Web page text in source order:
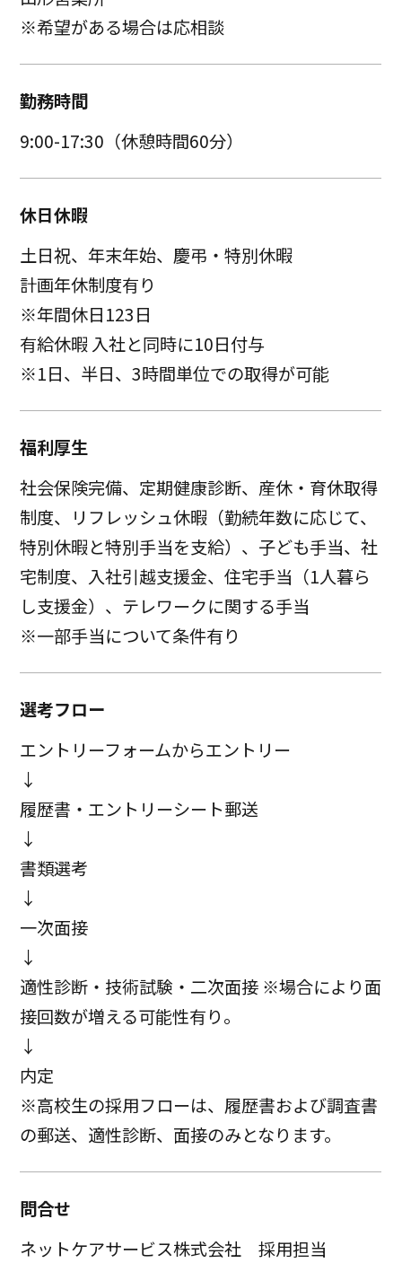
※希望がある場合は応相談
勤務時間
9:00-17:30（休憩時間60分）
休日休暇
土日祝、年末年始、慶弔・特別休暇
計画年休制度有り
※年間休日123日
有給休暇 入社と同時に10日付与
※1日、半日、3時間単位での取得が可能
福利厚生
社会保険完備、定期健康診断、産休・育休取得
制度、リフレッシュ休暇（勤続年数に応じて、
特別休暇と特別手当を支給）、子ども手当、社
宅制度、入社引越支援金、住宅手当（1人暮ら
し支援金）、テレワークに関する手当
※一部手当について条件有り
選考フロー
エントリーフォームからエントリー
↓
履歴書・エントリーシート郵送
↓
書類選考
↓
一次面接
↓
適性診断・技術試験・二次面接 ※場合により面
接回数が増える可能性有り。
↓
内定
※高校生の採用フローは、履歴書および調査書
の郵送、適性診断、面接のみとなります。
問合せ
ネットケアサービス株式会社 採用担当